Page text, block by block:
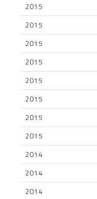
2015
2015
2015
2015
2015
2015
2015
2015
2014
2014
2014